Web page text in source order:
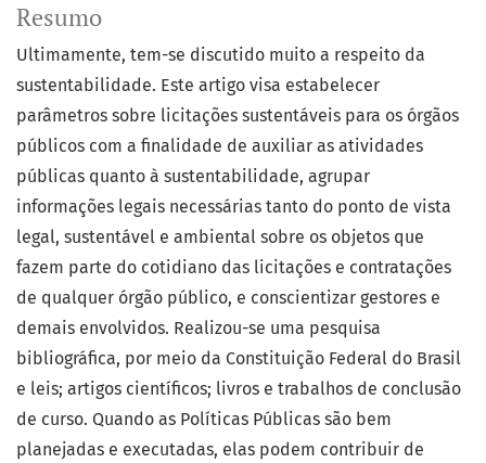
Resumo
Ultimamente, tem-se discutido muito a respeito da
sustentabilidade. Este artigo visa estabelecer
parâmetros sobre licitações sustentáveis para os órgãos
públicos com a finalidade de auxiliar as atividades
públicas quanto à sustentabilidade, agrupar
informações legais necessárias tanto do ponto de vista
legal, sustentável e ambiental sobre os objetos que
fazem parte do cotidiano das licitações e contratações
de qualquer órgão público, e conscientizar gestores e
demais envolvidos. Realizou-se uma pesquisa
bibliográfica, por meio da Constituição Federal do Brasil
e leis; artigos científicos; livros e trabalhos de conclusão
de curso. Quando as Políticas Públicas são bem
planejadas e executadas, elas podem contribuir de